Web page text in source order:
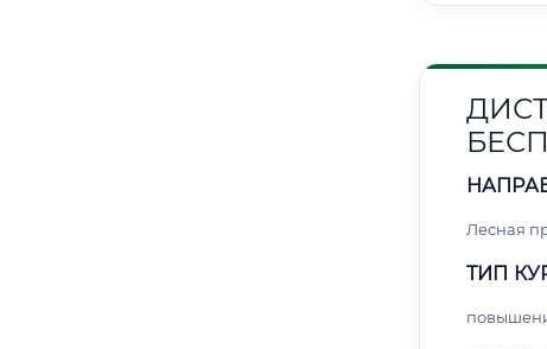
Лесная
ТИП